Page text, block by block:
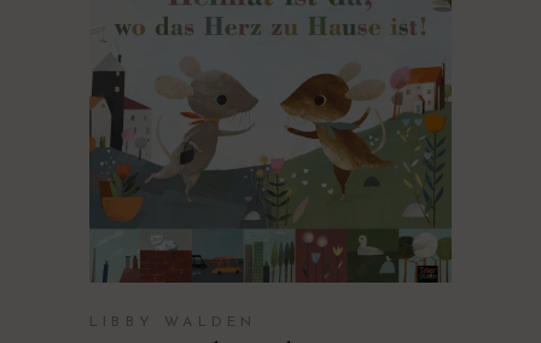
PRODUKT KAUFEN
LIBBY WALDEN